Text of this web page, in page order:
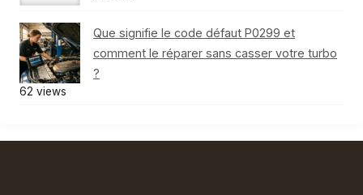
Que signifie le code défaut P0299 et
comment le réparer sans casser votre turbo
?
62 views